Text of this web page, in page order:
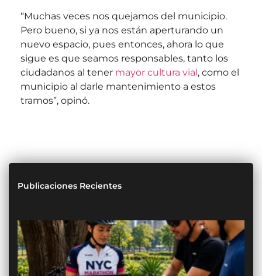
“Muchas veces nos quejamos del municipio.
Pero bueno, si ya nos están aperturando un
nuevo espacio, pues entonces, ahora lo que
sigue es que seamos responsables, tanto los
ciudadanos al tener mayor cultura vial, como el
municipio al darle mantenimiento a estos
tramos”, opinó.
Publicaciones Recientes